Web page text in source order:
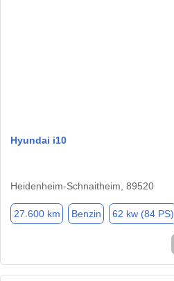
Hyundai i10
Heidenheim-Schnaitheim, 89520
27.600 km Benzin 62 kw (84 PS)